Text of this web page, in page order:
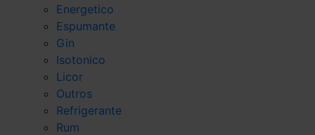
Energetico
Espumante
Gin
Isotonico
Licor
Outros
Refrigerante
Rum